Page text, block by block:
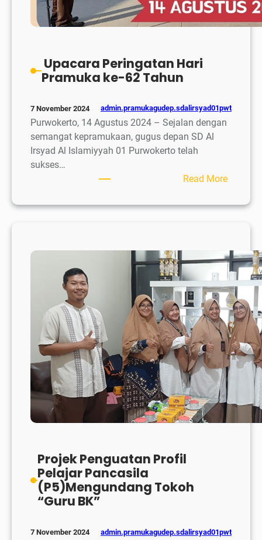
Upacara Peringatan Hari
Pramuka ke-62 Tahun
7 November 2024 admin.pramukagudep.sdalirsyad01pwt
Purwokerto, 14 Agustus 2024 – Sejalan dengan
semangat kepramukaan, gugus depan SD Al
Irsyad Al Islamiyyah 01 Purwokerto telah
sukses…
Read More:
ke-
62
Tahun
Projek Penguatan Profil
Pelajar Pancasila
(P5)Mengundang Tokoh
“Guru BK”
7 November 2024 admin.pramukagudep.sdalirsyad01pwt